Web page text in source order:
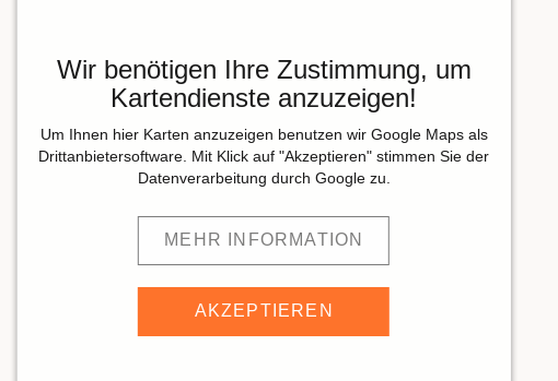
Wir benötigen Ihre Zustimmung, um
Kartendienste anzuzeigen!
Um Ihnen hier Karten anzuzeigen benutzen wir Google Maps als
Drittanbietersoftware. Mit Klick auf "Akzeptieren" stimmen Sie der
Datenverarbeitung durch Google zu.
MEHR INFORMATION
AKZEPTIEREN